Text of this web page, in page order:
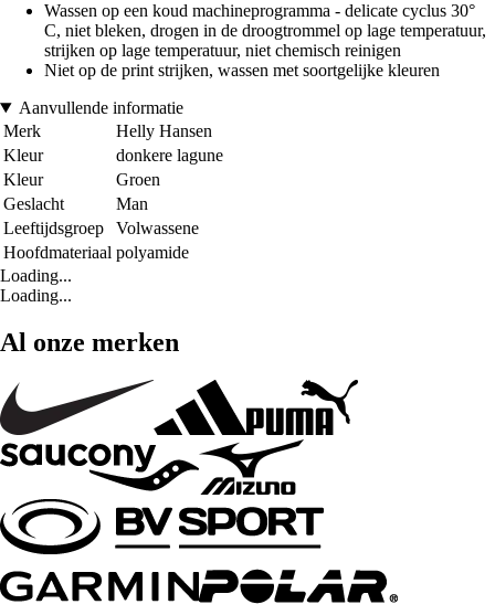
Wassen op een koud machineprogramma - delicate cyclus 30°
C, niet bleken, drogen in de droogtrommel op lage temperatuur,
strijken op lage temperatuur, niet chemisch reinigen
Niet op de print strijken, wassen met soortgelijke kleuren
Aanvullende informatie
Merk
Helly Hansen
Kleur
donkere lagune
Kleur
Groen
Geslacht
Man
Leeftijdsgroep
Volwassene
Hoofdmateriaal polyamide
Loading...
Loading...
Al onze merken